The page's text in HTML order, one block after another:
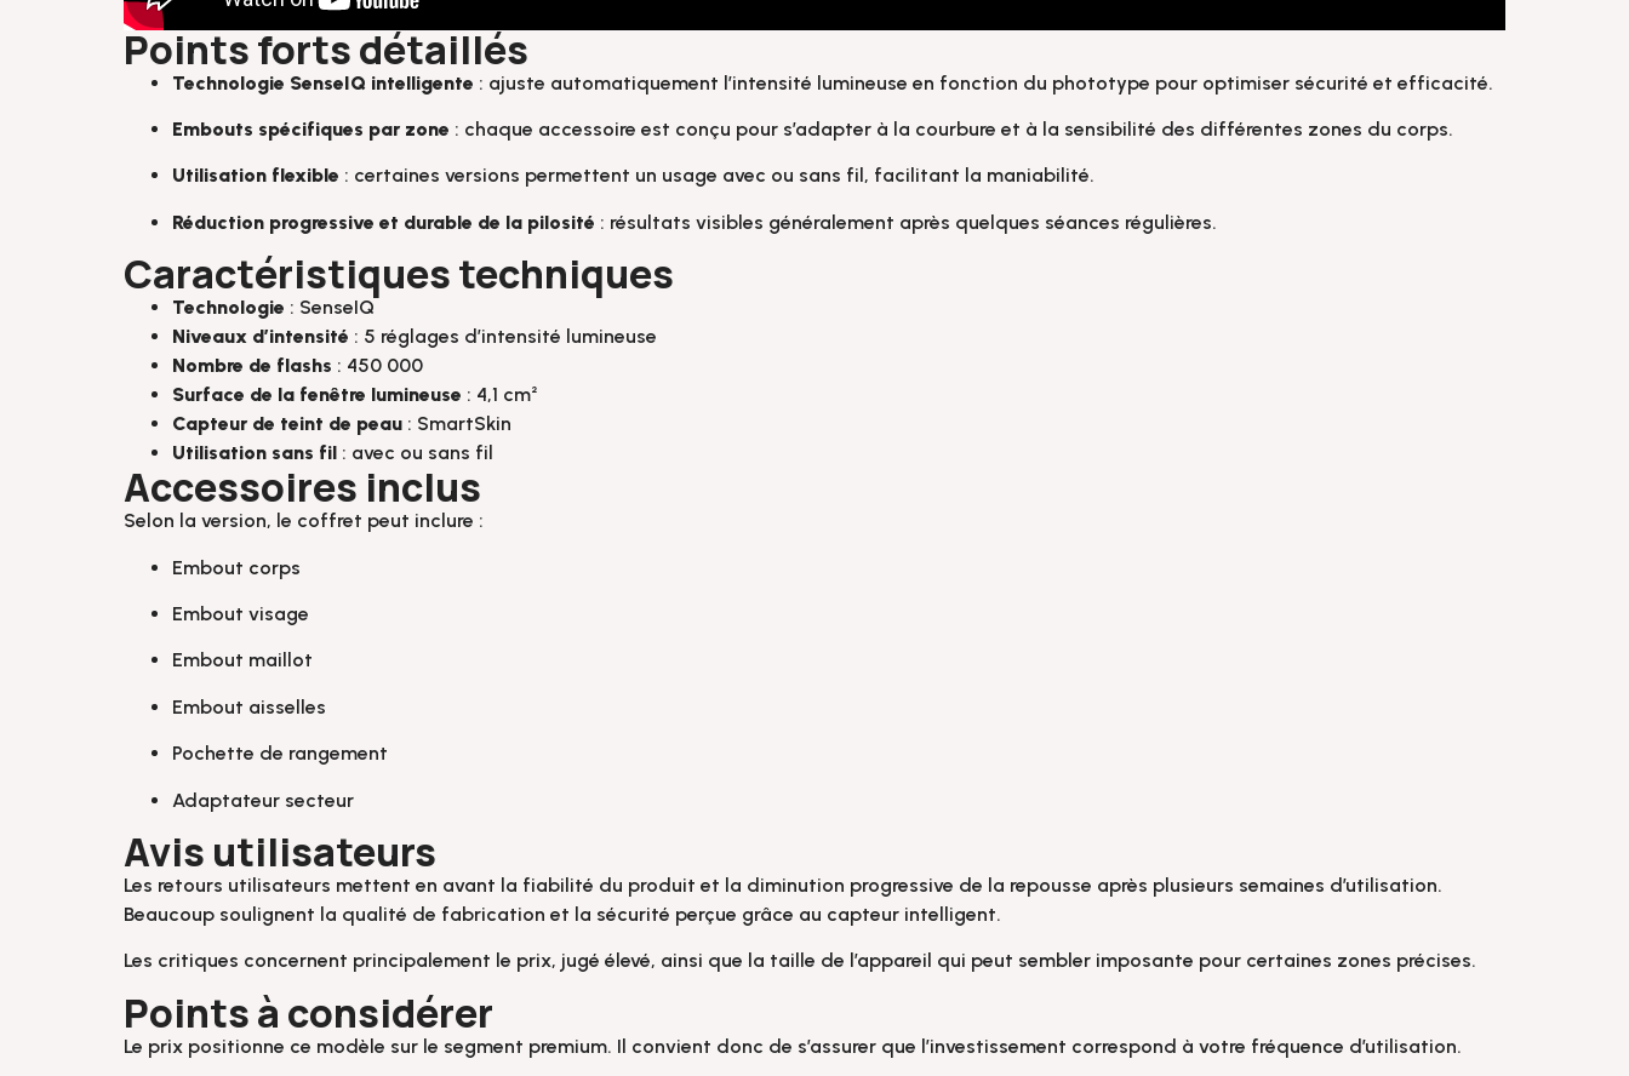
Points forts détaillés
Technologie SenseIQ intelligente : ajuste automatiquement l’intensité lumineuse en fonction du phototype pour optimiser sécurité et efficacité.
Embouts spécifiques par zone : chaque accessoire est conçu pour s’adapter à la courbure et à la sensibilité des différentes zones du corps.
Utilisation flexible : certaines versions permettent un usage avec ou sans fil, facilitant la maniabilité.
Réduction progressive et durable de la pilosité : résultats visibles généralement après quelques séances régulières.
Caractéristiques techniques
Technologie : SenseIQ
Niveaux d’intensité : 5 réglages d’intensité lumineuse
Nombre de flashs : 450 000
Surface de la fenêtre lumineuse : 4,1 cm²
Capteur de teint de peau : SmartSkin
Utilisation sans fil : avec ou sans fil
Accessoires inclus
Selon la version, le coffret peut inclure :
Embout corps
Embout visage
Embout maillot
Embout aisselles
Pochette de rangement
Adaptateur secteur
Avis utilisateurs
Les retours utilisateurs mettent en avant la fiabilité du produit et la diminution progressive de la repousse après plusieurs semaines d’utilisation.
Beaucoup soulignent la qualité de fabrication et la sécurité perçue grâce au capteur intelligent.
Les critiques concernent principalement le prix, jugé élevé, ainsi que la taille de l’appareil qui peut sembler imposante pour certaines zones précises.
Points à considérer
Le prix positionne ce modèle sur le segment premium. Il convient donc de s’assurer que l’investissement correspond à votre fréquence d’utilisation.